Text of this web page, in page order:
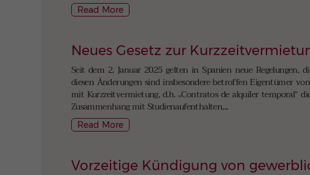
Read More
Neues Gesetz zur
Seit dem 2. Januar 2025 gelten in Spanien neue Regelungen,
diesen Änderungen sind insbesondere betroffen Eigentümer
mit Kurzzeitvermietung, d.h. „Contratos de alquiler
Zusammenhang mit Studienaufenthalten,...
Read More
Vorzeitige Kündigung von